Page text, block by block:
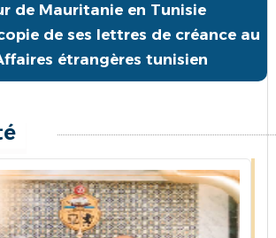
de Mauritanie en Tunisie
de ses lettres de créance au
étrangères tunisien